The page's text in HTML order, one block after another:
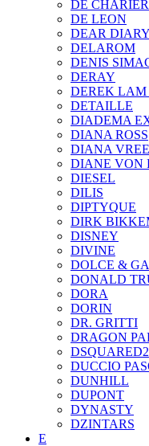
DE
DE LEON
DEAR DIARY
DELAROM
DENIS
DERAY
DEREK LAM
DETAILLE
DIADEMA
DIANA ROSS
DIANA
DIANE VON
DIESEL
DILIS
DIPTYQUE
DIRK
DISNEY
DIVINE
DOLCE &
DONALD
DORA
DORIN
DR. GRITTI
DRAGON
DSQUARED2
DUCCIO
DUNHILL
DUPONT
DYNASTY
DZINTARS
E